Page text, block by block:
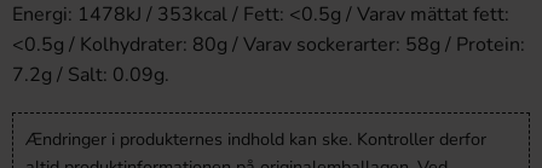
Energi: 1478kJ / 353kcal / Fett: <0.5g / Varav mättat fett:
<0.5g / Kolhydrater: 80g / Varav sockerarter: 58g / Protein:
7.2g / Salt: 0.09g.
Ændringer i produkternes indhold kan ske. Kontroller derfor